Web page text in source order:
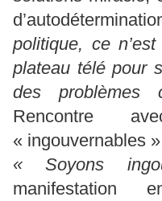
politique, ce
plateau télé pour
des problèmes
Rencontre
« ingouvernables
« Soyons
manifestation